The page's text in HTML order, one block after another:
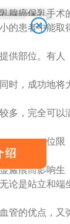
腺癌保乳手术
的患者中能取
供部位。有人
时，成功地将
多，完全可以
特殊的体位限
瘢痕而影响生
论是站立和端
管的优点，又